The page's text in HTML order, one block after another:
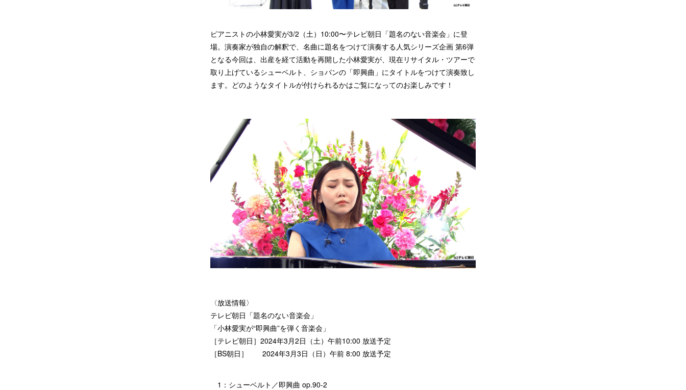
ピアニストの小林愛実が3/2（土）10:00〜テレビ朝日「題名のない音楽会」に登
場。演奏家が独自の解釈で、名曲に題名をつけて演奏する人気シリーズ企画 第6弾
となる今回は、出産を経て活動を再開した小林愛実が、現在リサイタル・ツアーで
取り上げているシューベルト、ショパンの「即興曲」にタイトルをつけて演奏致し
ます。どのようなタイトルが付けられるかはご覧になってのお楽しみです！
〈放送情報〉
テレビ朝日「題名のない音楽会」
「小林愛実が“即興曲”を弾く音楽会」
［テレビ朝日］2024年3月2日（土）午前10:00 放送予定
［BS朝日］ 2024年3月3日（日）午前 8:00 放送予定
1：シューベルト／即興曲 op.90-2